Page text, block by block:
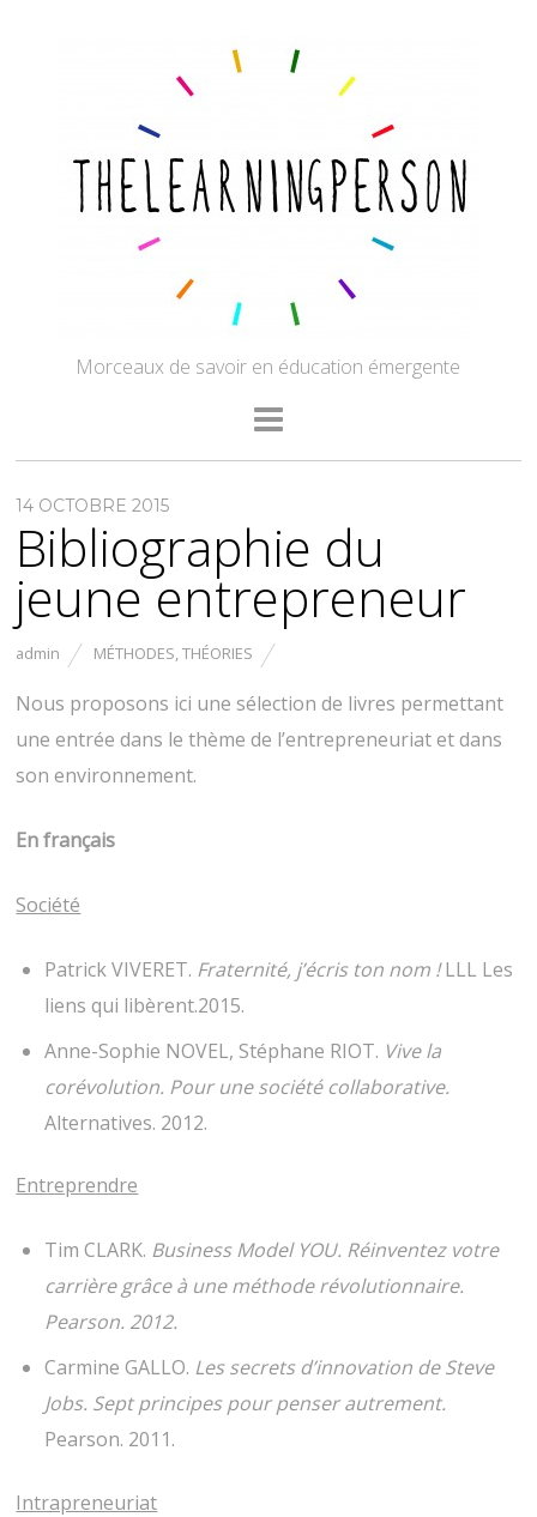
Morceaux de savoir en éducation émergente
14 OCTOBRE 2015
Bibliographie du
jeune entrepreneur
admin MÉTHODES,THÉORIES
Nous proposons ici une sélection de livres permettant
une entrée dans le thème de l’entrepreneuriat et dans
son environnement.
En français
Société
Patrick VIVERET. Fraternité, j’écris ton nom !LLL Les
liens qui libèrent.2015.
Anne-Sophie NOVEL, Stéphane RIOT. Vive la
corévolution. Pour une société collaborative.
Alternatives. 2012.
Entreprendre
Tim CLARK. Business Model YOU. Réinventez votre
carrière grâce à une méthode révolutionnaire.
Pearson. 2012.
Carmine GALLO. Les secrets d’innovation de Steve
Jobs. Sept principes pour penser autrement.
Pearson. 2011.
Intrapreneuriat